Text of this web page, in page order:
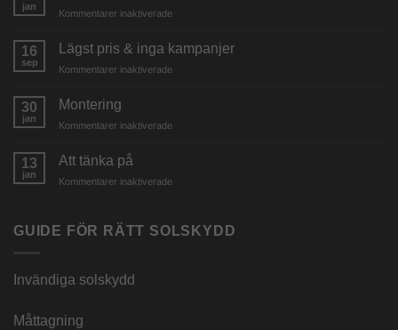
jan
Kommentarer inaktiverade
16
sep
Lägst pris & inga kampanjer
Kommentarer inaktiverade
30
jan
Montering
Kommentarer inaktiverade
13
jan
Att tänka på
Kommentarer inaktiverade
på
GUIDE FÖR RÄTT SOLSKYDD
Invändiga solskydd
Måttagning